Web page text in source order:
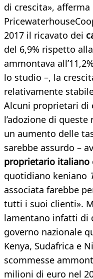
di crescita»,
2017 il ricavato dei
del 6,9% rispetto
ammontava
lo studio –, la
relativamente
Alcuni proprietari di
l’adozione di
un aumento delle
sarebbe assurdo –
proprietario italiano
quotidiano keniano
associata farebbe
tutti i suoi clienti».
lamentano infatti di
governo nazionale
Kenya, Sudafrica e
scommesse
milioni di euro nel